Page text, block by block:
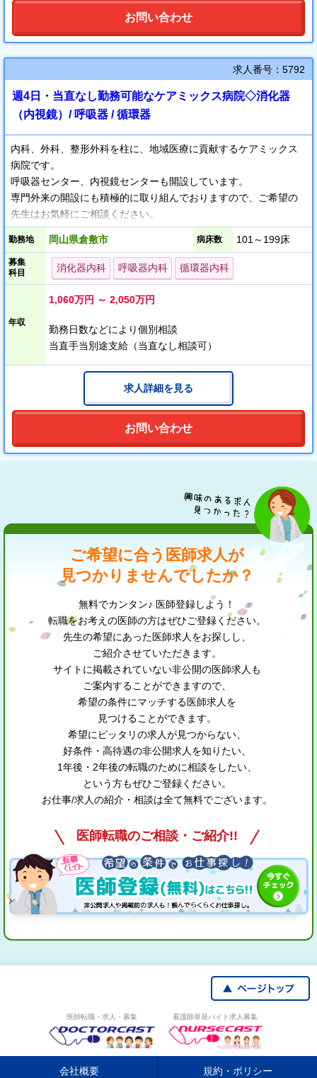
緊急で点滴が…そんなときも安心！
■・社福との併設
社会福祉法人が併設されているので、介護サービスの連携がスム
お問い合わせ
求人番号：5792
週4日・当直なし勤務可能なケアミックス病院◇消化器
（内視鏡）/ 呼吸器 / 循環器
内科、外科、整形外科を柱に、地域医療に貢献するケアミックス
病院です。
呼吸器センター、内視鏡センターも開設しています。
専門外来の開設にも積極的に取り組んでおりますので、ご希望の
先生はお気軽にご相談ください。
病棟では、一般病棟から回復期リハビリテーション病棟、地域包
括ケア病棟への移行が自院で完結します。
近隣の高度急性期病院とは密な病診連携・病病連携が取れてお
り、役割分担が明確です。
きます。
勤務地 岡山県倉敷市 病床数 101～199床
募集
科目
消化器内科 呼吸器内科 循環器内科
年収
1,060万円 ～ 2,050万円
勤務日数などにより個別相談
当直手当別途支給（当直なし相談可）
求人詳細を見る
お問い合わせ
ご希望に合う医師求人が
見つかりませんでしたか？
無料でカンタン♪ 医師登録しよう！
転職をお考えの医師の方はぜひご登録ください。
先生の希望にあった医師求人をお探しし、
ご紹介させていただきます。
サイトに掲載されていない非公開の医師求人も
ご案内することができますので、
希望の条件にマッチする医師求人を
見つけることができます。
希望にピッタリの求人が見つからない、
好条件・高待遇の非公開求人を知りたい、
1年後・2年後の転職のために相談をしたい、
という方もぜひご登録ください。
お仕事/求人の紹介・相談は全て無料でございます。
医師転職のご相談・ご紹介!!
医師転職・求人・募集 看護師単発バイト求人募集
会社概要 規約・ポリシー